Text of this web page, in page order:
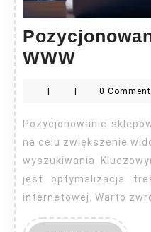
WWW
WWW
| | 0 Comment
Pozycjonowanie sklepów WWW to proces, który ma
na celu zwiększenie
wyszukiwania.
jest optymalizacja
internetowej. Warto